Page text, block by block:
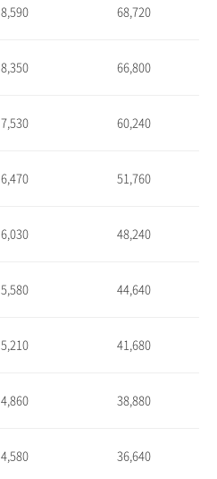
8,590 68,720
8,350 66,800
7,530 60,240
6,470 51,760
6,030 48,240
5,580 44,640
5,210 41,680
4,860 38,880
4,580 36,640